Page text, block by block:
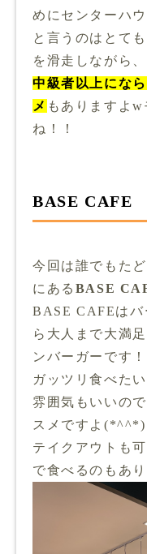
めにセンターハ
と言うのはとて
を滑走しながら
中級者以上にな
メ もありますよ
ね！！
BASE CAFE
今回は誰でもた
にある BASE
BASE CAFEはバ
ら大人まで大満
ンバーガーです！
ガッツリ食べた
雰囲気もいいの
スメですよ(*^^*)
テイクアウトも
で食べるのもあ